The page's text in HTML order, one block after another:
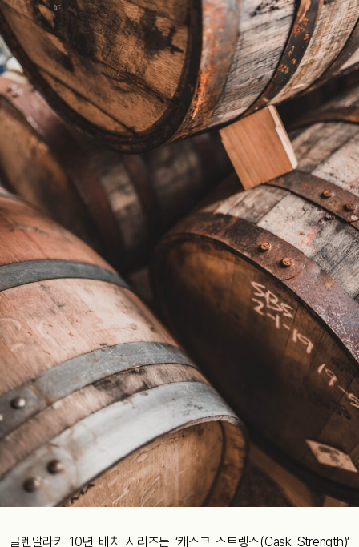
글렌알라키 10년 배치 시리즈는 ‘캐스크 스트렝스(Cask Strength)’